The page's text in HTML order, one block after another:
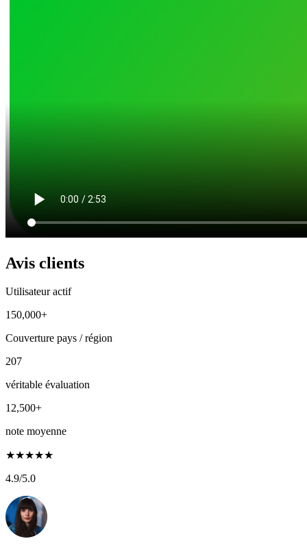
Avis clients
Utilisateur actif
150,000+
Couverture pays / région
207
véritable évaluation
12,500+
note moyenne
★★★★★
4.9/5.0